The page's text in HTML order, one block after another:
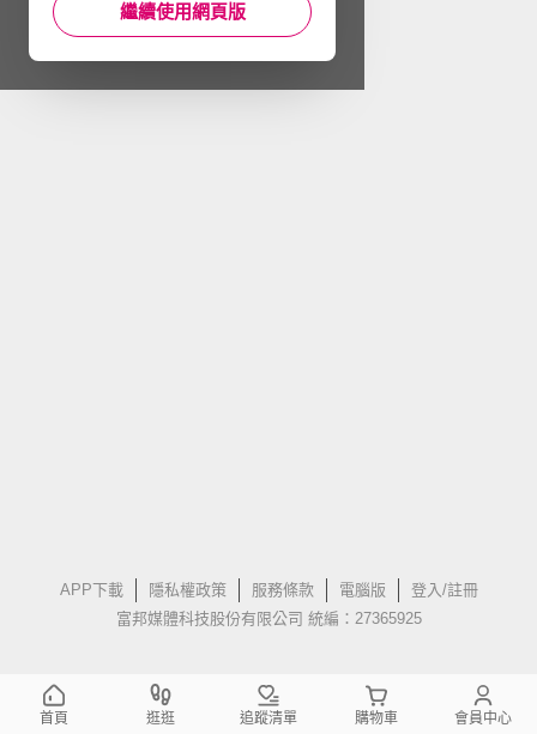
APP下載 隱私權政策 服務條款 電腦版
登入/註冊
富邦媒體科技股份有限公司 統編：27365925
繼續使用網頁版
首頁 逛逛 追蹤清單 購物車 會員中心